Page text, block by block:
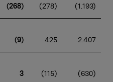
(268) (278) (1.193)
(9) 425 2.407
3 (115) (630)